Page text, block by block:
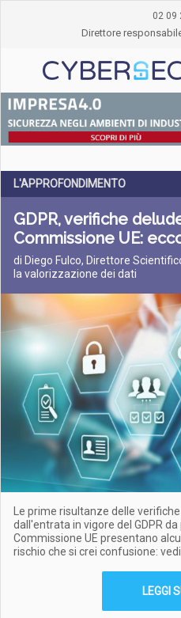
02 09
Direttore
L'APPROFONDIMENTO
GDPR, verifiche
Commissione UE:
di Diego Fulco, Direttore
la valorizzazione dei dati
Le prime risultanze delle
dall'entrata in vigore del GDPR
Commissione UE presentano
rischio che si crei confusione:
LEGGI